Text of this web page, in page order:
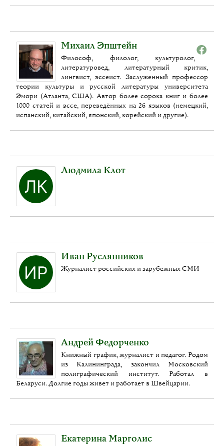
Михаил Эпштейн
Философ, филолог, культуролог,
литературовед, литературный критик,
лингвист, эссеист. Заслуженный профессор
теории культуры и русской литературы университета
Эмори (Атланта, США). Автор более сорока книг и более
1000 статей и эссе, переведённых на 26 языков (немецкий,
испанский, китайский, японский, корейский и другие).
Людмила Клот
Иван Руслянников
Журналист российских и зарубежных СМИ
Андрей Федорченко
Книжный график, журналист и педагог. Родом
из Калининграда, закончил Московский
полиграфический институт. Работал в
Беларуси. Долгие годы живет и работает в Швейцарии.
Екатерина Марголис